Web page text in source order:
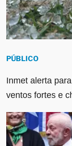
PÚBLICO
Inmet alerta
ventos fortes e